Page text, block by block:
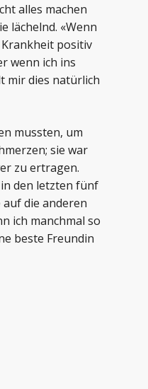
alles machen
lächelnd. «Wenn
positiv
wenn ich ins
mir dies natürlich
mussten, um
sie war
zu ertragen.
den letzten fünf
die anderen
ich manchmal so
beste Freundin